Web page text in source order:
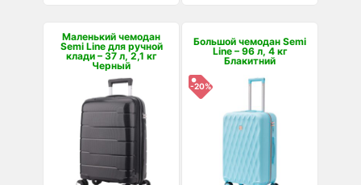
Маленький чемодан
Semi Line для ручной
клади – 37 л, 2,1 кг
Черный
Большой чемодан Semi
Line – 96 л, 4 кг
Блакитний
-20%